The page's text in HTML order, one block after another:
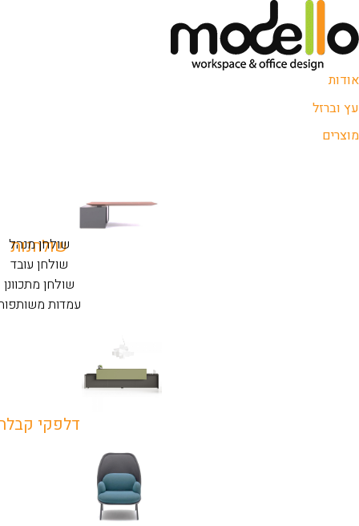
אודות
עץ וברזל
מוצרים
שולחנות
שולחן מנהל
שולחן עובד
שולחן מתכוונן
עמדות
דלפקי